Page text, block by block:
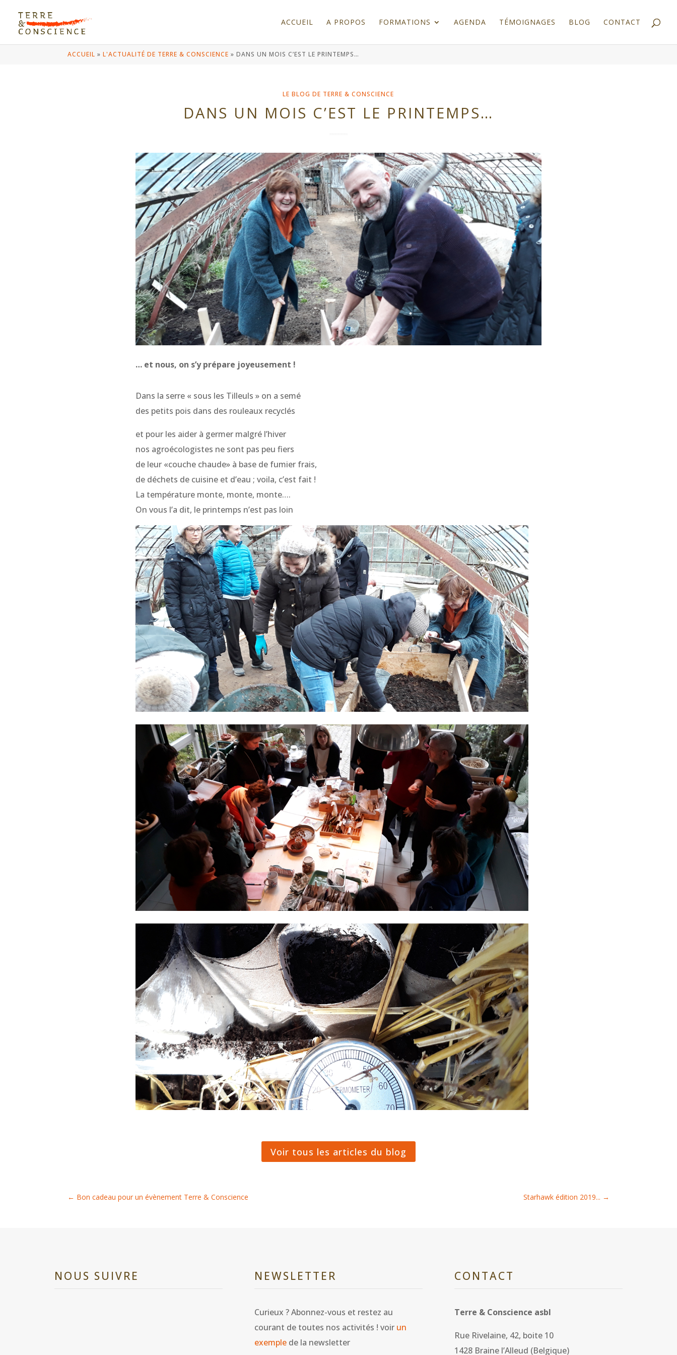
ACCUEIL A PROPOS FORMATIONS AGENDA TÉMOIGNAGES BLOG CONTACT
ACCUEIL »L'ACTUALITÉ DE TERRE & CONSCIENCE »DANS UN MOIS C’EST LE PRINTEMPS…
LE BLOG DE TERRE & CONSCIENCE
DANS UN MOIS C’EST LE PRINTEMPS…
… et nous, on s’y prépare joyeusement !
Dans la serre « sous les Tilleuls » on a semé
des petits pois dans des rouleaux recyclés
et pour les aider à germer malgré l’hiver
nos agroécologistes ne sont pas peu fiers
de leur «couche chaude» à base de fumier frais,
de déchets de cuisine et d’eau ; voila, c’est fait !
La température monte, monte, monte….
On vous l’a dit, le printemps n’est pas loin
Voir tous les articles du blog
← Bon cadeau pour un évènement Terre & Conscience Starhawk édition 2019... →
NOUS SUIVRE NEWSLETTER
Curieux ? Abonnez-vous et restez au
courant de toutes nos activités ! voir un
exemplede la newsletter
CONTACT
Terre & Conscience asbl
Rue Rivelaine, 42, boite 10
1428 Braine l’Alleud (Belgique)